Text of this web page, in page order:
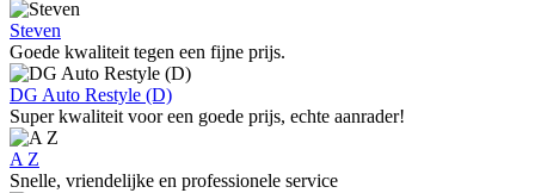
Steven
Goede kwaliteit tegen een fijne prijs.
DG Auto Restyle (D)
Super kwaliteit voor een goede prijs, echte aanrader!
A Z
Snelle, vriendelijke en professionele service